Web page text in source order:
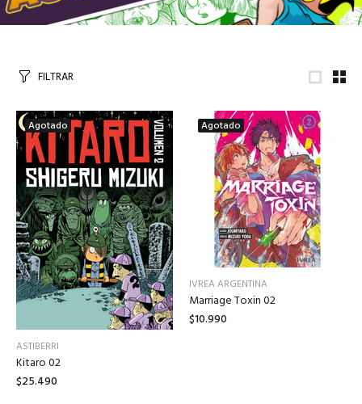
FILTRAR
Agotado
ASTIBERRI
Kitaro 02
$25.490
Agotado
IVREA ARGENTINA
Marriage Toxin 02
$10.990